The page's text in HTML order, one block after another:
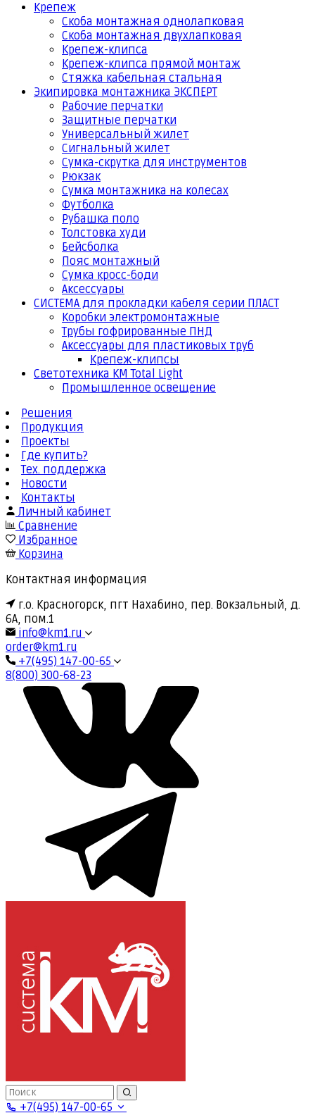
Крепеж
Скоба монтажная однолапковая
Скоба монтажная двухлапковая
Крепеж-клипса
Крепеж-клипса прямой монтаж
Стяжка кабельная стальная
Экипировка монтажника ЭКСПЕРТ
Рабочие перчатки
Защитные перчатки
Универсальный жилет
Сигнальный жилет
Сумка-скрутка для инструментов
Рюкзак
Сумка монтажника на колесах
Футболка
Рубашка поло
Толстовка худи
Бейсболка
Пояс монтажный
Сумка кросс-боди
Аксессуары
СИСТЕМА для прокладки кабеля серии ПЛАСТ
Коробки электромонтажные
Трубы гофрированные ПНД
Аксессуары для пластиковых труб
Крепеж-клипсы
Светотехника КМ Total Light
Промышленное освещение
Решения
Продукция
Проекты
Где купить?
Тех. поддержка
Новости
Контакты
Личный кабинет
Сравнение
Избранное
Корзина
Контактная информация
г.о. Красногорск, пгт Нахабино, пер. Вокзальный, д.
6А, пом.1
info@km1.ru
order@km1.ru
+7(495) 147-00-65
8(800) 300-68-23
+7(495) 147-00-65